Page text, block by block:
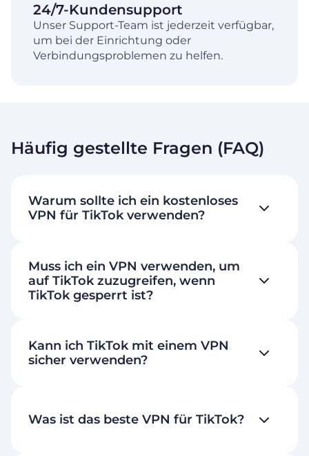
24/7-Kundensupport
Unser Support-Team ist jederzeit verfügbar,
um bei der Einrichtung oder
Verbindungsproblemen zu helfen.
Häufig gestellte Fragen (FAQ)
Warum sollte ich ein kostenloses
VPN für TikTok verwenden?
Muss ich ein VPN verwenden, um
auf TikTok zuzugreifen, wenn
TikTok gesperrt ist?
Kann ich TikTok mit einem VPN
sicher verwenden?
Was ist das beste VPN für TikTok?